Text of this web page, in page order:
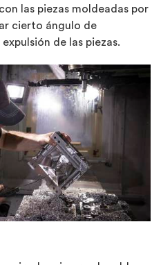
las piezas moldeadas por
cierto ángulo de
de las piezas.